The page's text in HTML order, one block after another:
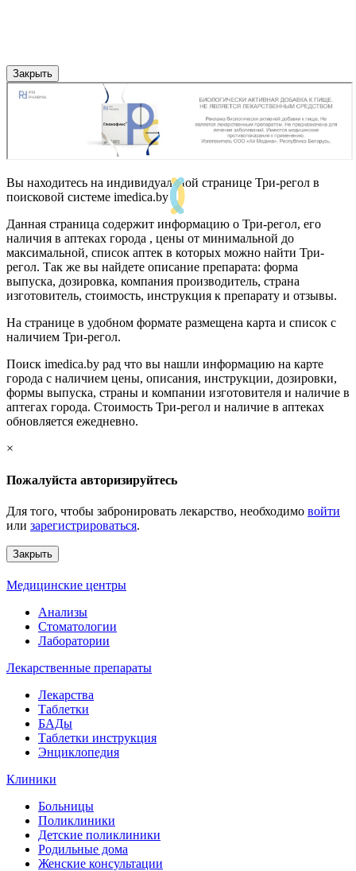
Закрыть
Вы находитесь на индивидуальной странице Три-регол в
поисковой системе imedica.by
Данная страница содержит информацию о Три-регол, его
наличия в аптеках города , цены от минимальной до
максимальной, список аптек в которых можно найти Три-
регол. Так же вы найдете описание препарата: форма
выпуска, дозировка, компания производитель, страна
изготовитель, стоимость, инструкция к препарату и отзывы.
На странице в удобном формате размещена карта и список с
наличием Три-регол.
Поиск imedica.by рад что вы нашли информацию на карте
города с наличием цены, описания, инструкции, дозировки,
формы выпуска, страны и компании изготовителя и наличие в
аптегах города. Стоимость Три-регол и наличие в аптеках
обновляется ежедневно.
×
Пожалуйста авторизируйтесь
Для того, чтобы забронировать лекарство, необходимо войти
или зарегистрироваться.
Закрыть
Медицинские центры
Анализы
Стоматологии
Лаборатории
Лекарственные препараты
Лекарства
Таблетки
БАДы
Таблетки инструкция
Энциклопедия
Клиники
Больницы
Поликлиники
Детские поликлиники
Родильные дома
Женские консультации